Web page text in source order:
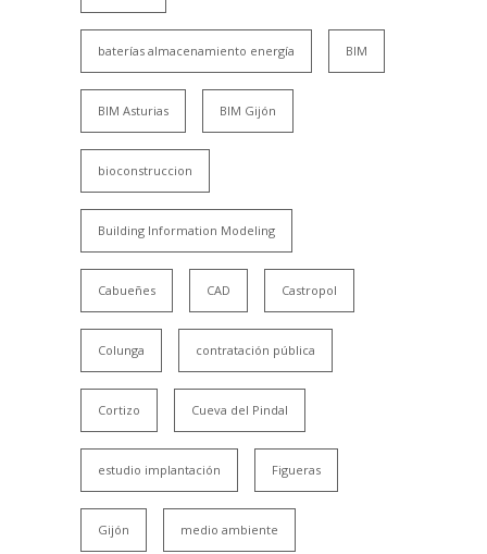
baterías almacenamiento energía BIM
BIM Asturias BIM Gijón
bioconstruccion
Building Information Modeling
Cabueñes CAD Castropol
Colunga contratación pública
Cortizo Cueva del Pindal
estudio implantación Figueras
Gijón medio ambiente